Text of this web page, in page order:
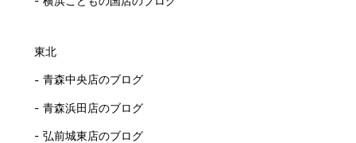
東北
青森中央店のブログ
青森浜田店のブログ
弘前城東店のブログ